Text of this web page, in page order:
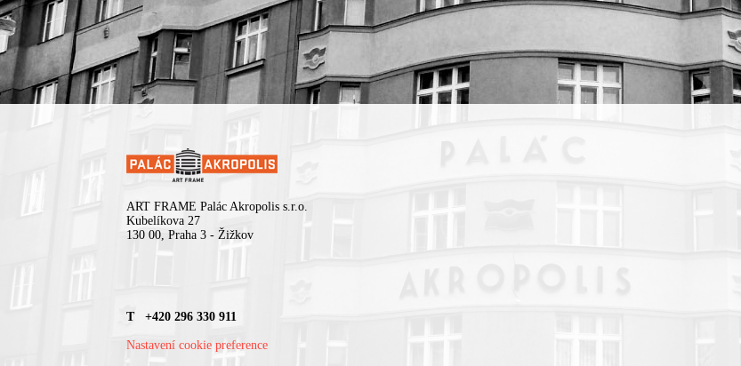
ART FRAME Palác Akropolis s.r.o.
Kubelíkova 27
130 00, Praha 3 - Žižkov
T +420 296 330 911
Nastavení cookie preference